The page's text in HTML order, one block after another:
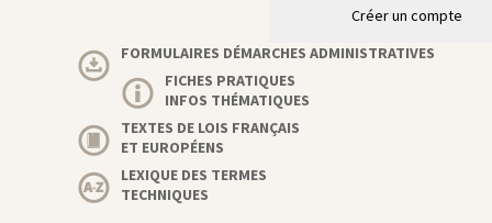
Créer un compte
FORMULAIRES DÉMARCHES ADMINISTRATIVES
FICHES PRATIQUES
INFOS THÉMATIQUES
TEXTES DE LOIS FRANÇAIS
ET EUROPÉENS
LEXIQUE DES TERMES
TECHNIQUES